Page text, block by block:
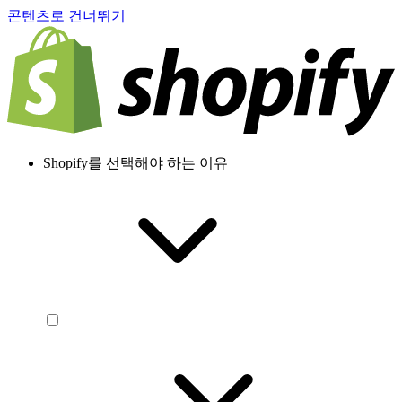
콘텐츠로 건너뛰기
Shopify를 선택해야 하는 이유